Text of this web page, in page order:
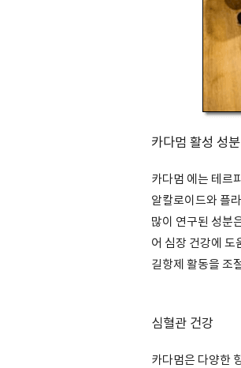
카다멈 활성 성분
카다멈 에는 테르
알칼로이드와 플
많이 연구된 성분
어 심장 건강에 도
길항제 활동을 조
심혈관 건강
카다멈은 다양한